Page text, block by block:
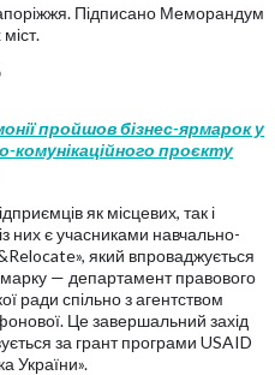
Підписано Меморандум
пройшов бізнес-ярмарок у
комунікаційного проєкту
як місцевих, так і
них є учасниками навчально-
який впроваджується
— департамент правового
ради спільно з агентством
Це завершальний захід
за грант програми USAID
України».